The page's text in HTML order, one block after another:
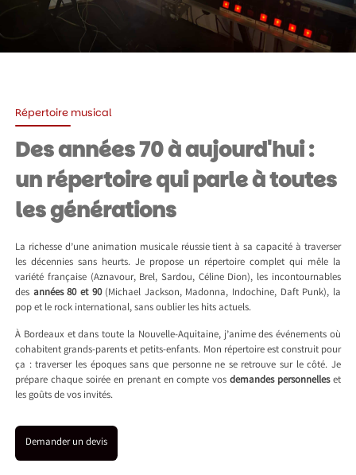
Répertoire musical
Des années 70 à aujourd'hui :
un répertoire qui parle à toutes
les générations
La richesse d’une animation musicale réussie tient à sa capacité à traverser
les décennies sans heurts. Je propose un répertoire complet qui mêle la
variété française (Aznavour, Brel, Sardou, Céline Dion), les incontournables
des années 80 et 90(Michael Jackson, Madonna, Indochine, Daft Punk), la
pop et le rock international, sans oublier les hits actuels.
À Bordeaux et dans toute la Nouvelle-Aquitaine, j’anime des événements où
cohabitent grands-parents et petits-enfants. Mon répertoire est construit pour
ça : traverser les époques sans que personne ne se retrouve sur le côté. Je
prépare chaque soirée en prenant en compte vosdemandes personnelleset
les goûts de vos invités.
Demander un devis